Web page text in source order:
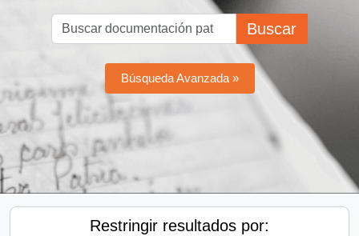
Buscar
Búsqueda Avanzada »
Restringir resultados por: